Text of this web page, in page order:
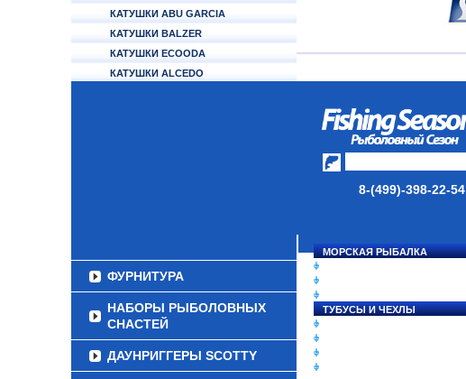
КАТУШКИ ABU GARCIA
КАТУШКИ BALZER
КАТУШКИ ECOODA
КАТУШКИ ALCEDO
ФУРНИТУРА
НАБОРЫ РЫБОЛОВНЫХ
СНАСТЕЙ
ДАУНРИГГЕРЫ SCOTTY
8-(499)-398-22-54
МОРСКАЯ РЫБАЛКА
ТУБУСЫ И ЧЕХЛЫ